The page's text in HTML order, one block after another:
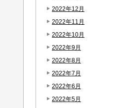
2022年12月
2022年11月
2022年10月
2022年9月
2022年8月
2022年7月
2022年6月
2022年5月